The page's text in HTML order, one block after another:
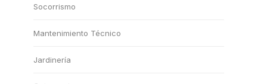
Socorrismo
Mantenimiento Técnico
Jardinería